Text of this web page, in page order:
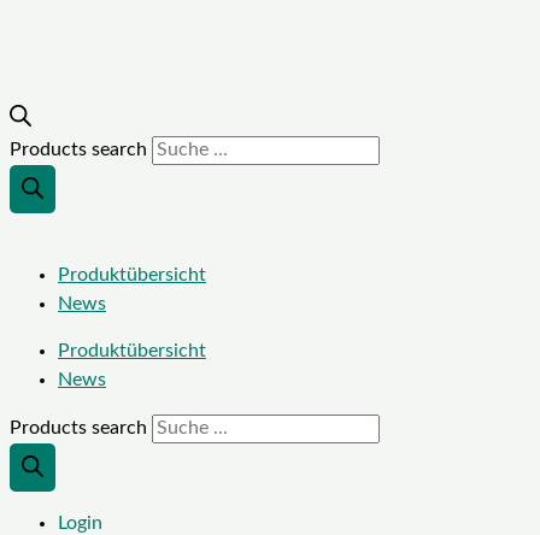
Products search
Produktübersicht
News
Produktübersicht
News
Products search
Login